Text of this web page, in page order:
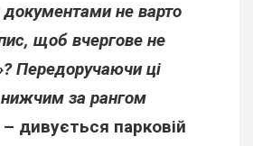
не варто
щоб вчергове не
Передоручаючи ці
за рангом
– дивується парковій